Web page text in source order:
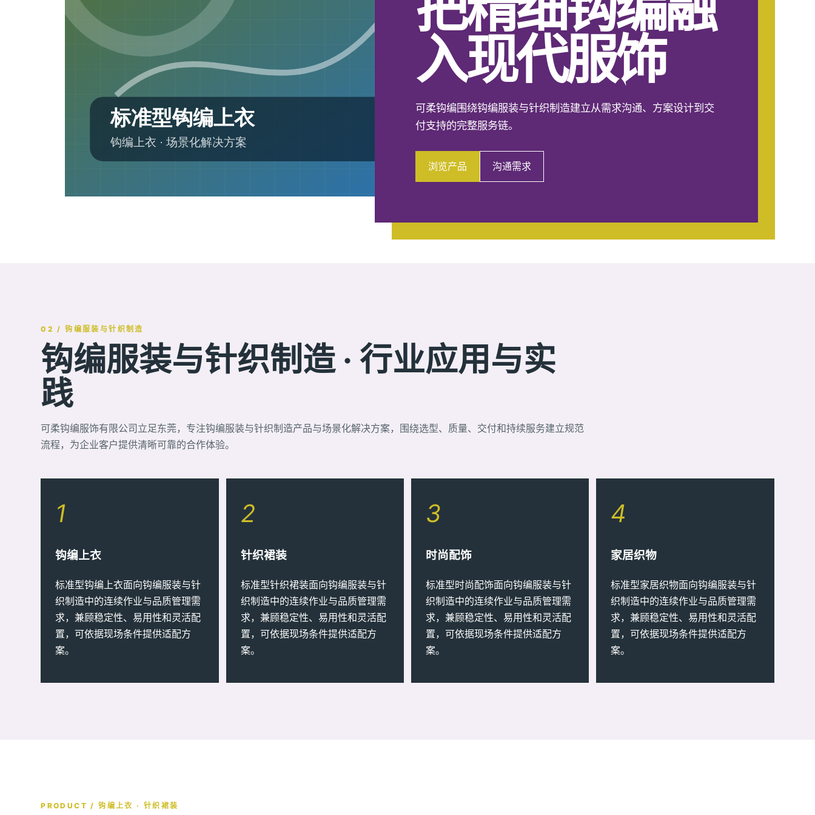
入现代服饰
可柔钩编围绕钩编服装与针织制造建立从需求沟通、方案设计到交
付支持的完整服务链。
浏览产品 沟通需求
02 / 钩编服装与针织制造
钩编服装与针织制造 · 行业应用与实
践
可柔钩编服饰有限公司立足东莞，专注钩编服装与针织制造产品与场景化解决方案，围绕选型、质量、交付和持续服务建立规范
流程，为企业客户提供清晰可靠的合作体验。
1
钩编上衣
标准型钩编上衣面向钩编服装与针
织制造中的连续作业与品质管理需
求，兼顾稳定性、易用性和灵活配
置，可依据现场条件提供适配方
案。
2
针织裙装
标准型针织裙装面向钩编服装与针
织制造中的连续作业与品质管理需
求，兼顾稳定性、易用性和灵活配
置，可依据现场条件提供适配方
案。
3
时尚配饰
标准型时尚配饰面向钩编服装与针
织制造中的连续作业与品质管理需
求，兼顾稳定性、易用性和灵活配
置，可依据现场条件提供适配方
案。
4
家居织物
标准型家居织物面向钩编服装与针
织制造中的连续作业与品质管理需
求，兼顾稳定性、易用性和灵活配
置，可依据现场条件提供适配方
案。
PRODUCT / 钩编上衣 · 针织裙装